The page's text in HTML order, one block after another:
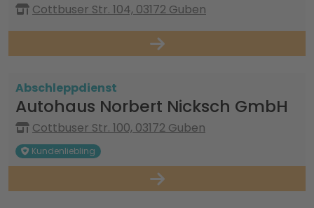
Cottbuser Str. 104, 03172 Guben
Abschleppdienst
Autohaus Norbert Nicksch GmbH
Cottbuser Str. 100, 03172 Guben
Kundenliebling